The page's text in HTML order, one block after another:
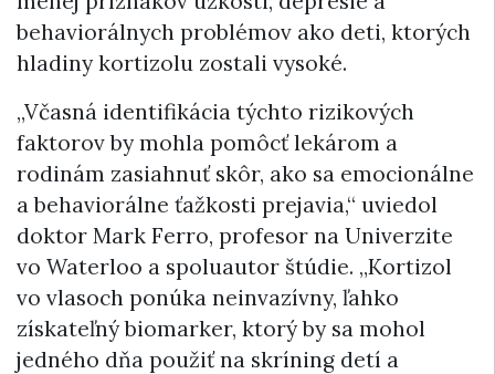
behaviorálnych problémov ako deti, ktorých
hladiny kortizolu zostali vysoké.
„Včasná identifikácia týchto rizikových
faktorov by mohla pomôcť lekárom a
rodinám zasiahnuť skôr, ako sa emocionálne
a behaviorálne ťažkosti prejavia,“ uviedol
doktor Mark Ferro, profesor na Univerzite
vo Waterloo a spoluautor štúdie. „Kortizol
vo vlasoch ponúka neinvazívny, ľahko
získateľný biomarker, ktorý by sa mohol
jedného dňa použiť na skríning detí a